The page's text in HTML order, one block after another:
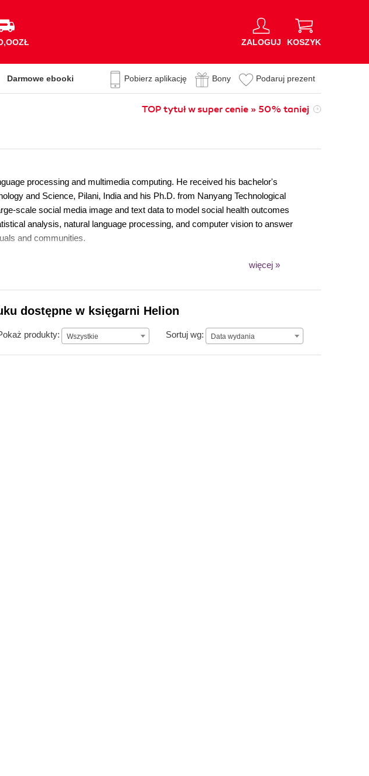
ZALOGUJ KOSZYK
Darmowe ebooki Pobierz aplikację Bony Podaruj prezent
TOP tytuł w super cenie » 50% taniej
processing and multimedia computing. He received his bachelor's
and Science, Pilani, India and his Ph.D. from Nanyang Technological
scale social media image and text data to model social health outcomes
analysis, natural language processing, and computer vision to answer
and communities.
więcej »
dostępne w księgarni Helion
produkty: Wszystkie Sortuj wg: Data wydania
Data wydania